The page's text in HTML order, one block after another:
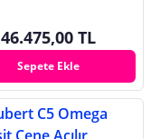
46.475,00 TL
Sepete Ekle